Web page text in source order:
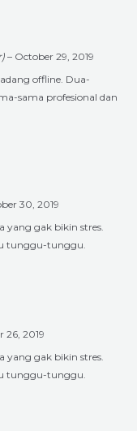
– October 29, 2019
offline. Dua-
sama profesional dan
30, 2019
yang gak bikin stres.
tunggu-tunggu.
26, 2019
yang gak bikin stres.
tunggu-tunggu.